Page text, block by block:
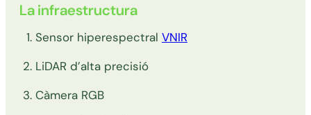
La infraestructura
Sensor hiperespectral VNIR
LiDAR d’alta precisió
Càmera RGB